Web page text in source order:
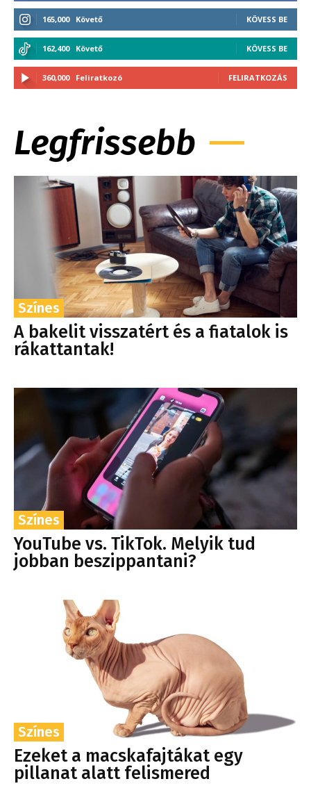
165,000 Követő KÖVESS BE
162,400 Követő KÖVESS BE
360,000 Feliratkozó FELIRATKOZÁS
Legfrissebb
Színes
A bakelit visszatért és a fiatalok is
rákattantak!
Színes
YouTube vs. TikTok. Melyik tud
jobban beszippantani?
Színes
Ezeket a macskafajtákat egy
pillanat alatt felismered